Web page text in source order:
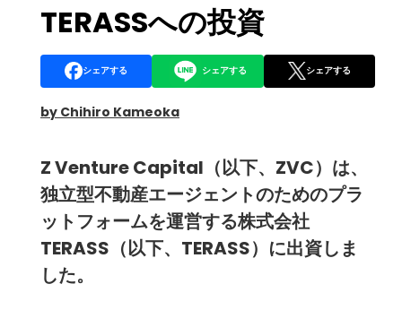
TERASSへの投資
シェアする シェアする シェアする
by Chihiro Kameoka
Z Venture Capital（以下、ZVC）は、
独立型不動産エージェントのためのプラ
ットフォームを運営する株式会社
TERASS（以下、TERASS）に出資しま
した。